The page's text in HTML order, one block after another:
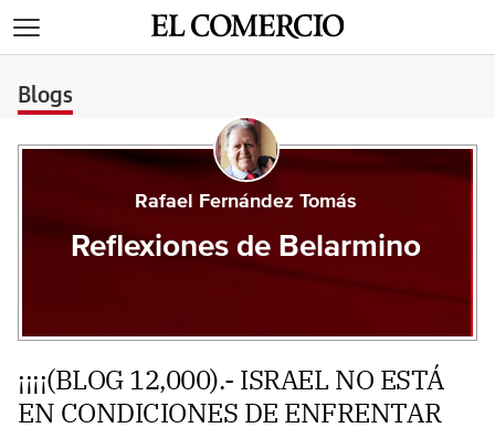
Blogs
Rafael Fernández Tomás
Reflexiones de Belarmino
¡¡¡¡(BLOG 12,000).- ISRAEL NO ESTÁ
EN CONDICIONES DE ENFRENTAR